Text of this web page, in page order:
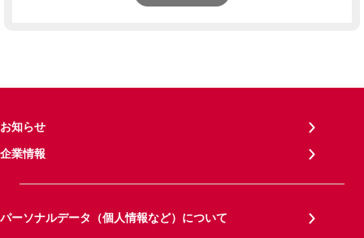
お知らせ
企業情報
パーソナルデータ（個人情報など）について